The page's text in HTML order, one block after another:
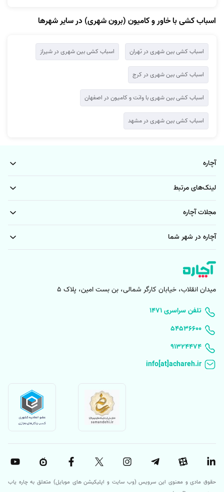
اسباب کشی با خاور و کامیون (برون شهری) در سایر شهرها
اسباب کشی بین شهری در تهران اسباب کشی بین شهری در شیراز
اسباب کشی بین شهری در کرج
اسباب کشی بین شهری با وانت و کامیون در اصفهان
اسباب کشی بین شهری در مشهد
آچاره
لینک‌های مرتبط
مجلات آچاره
آچاره در شهر شما
میدان انقلاب، خیابان کارگر شمالی، بن بست امین، پلاک 5
۱۴۷۱ تلفن سراسری
۵۴۵۳۶۶۰۰
91324474
حقوق مادی و معنوی این سرویس (وب سایت و اپلیکیشن های موبایل) متعلق به چاره یاب